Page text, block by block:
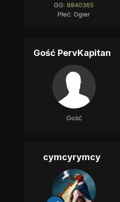
GG: 8840365
Płeć: Ogier
Gość PervKapitan
Gość
cymcyrymcy